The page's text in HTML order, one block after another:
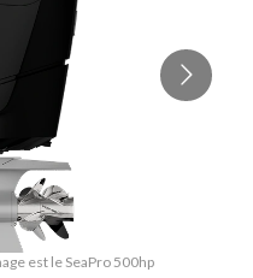
est le SeaPro 500hp